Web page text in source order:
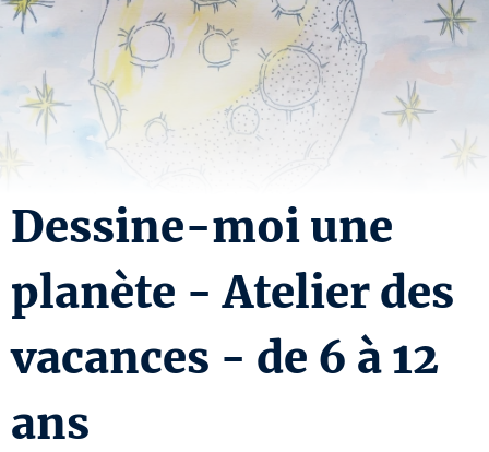
Dessine-moi une
planète - Atelier des
vacances - de 6 à 12
ans